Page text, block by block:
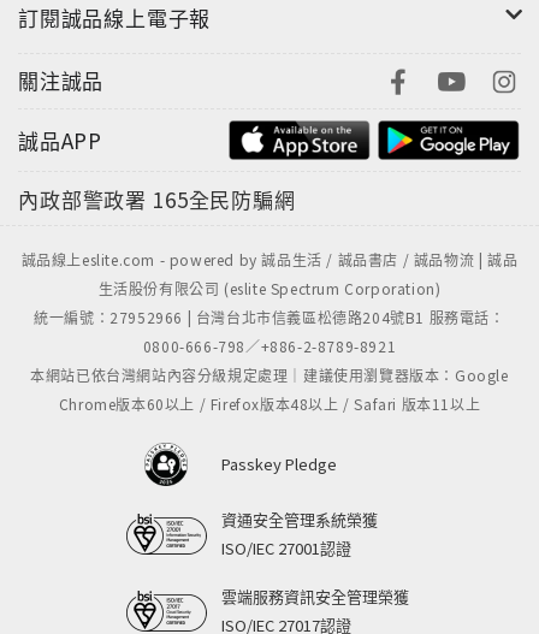
訂閱誠品線上電子報
關注誠品
誠品APP
內政部警政署 165全民防騙網
誠品線上eslite.com - powered by 誠品生活 / 誠品書店 / 誠品物流 | 誠品
生活股份有限公司 (eslite Spectrum Corporation)
統一編號：27952966 | 台灣台北市信義區松德路204號B1 服務電話：
0800-666-798／+886-2-8789-8921
本網站已依台灣網站內容分級規定處理｜建議使用瀏覽器版本：Google
Chrome版本60以上 / Firefox版本48以上 / Safari 版本11以上
Passkey Pledge
資通安全管理系統榮獲
ISO/IEC 27001認證
雲端服務資訊安全管理榮獲
ISO/IEC 27017認證